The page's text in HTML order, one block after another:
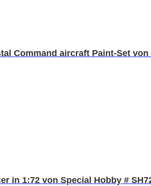
Command aircraft Paint-Set von
in 1:72 von Special Hobby #